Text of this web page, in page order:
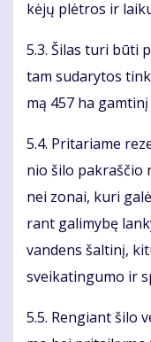
kė­jų plėt­ros ir
5.3. Ši­las tu­ri bū­ti
tam su­da­ry­tos
mą 457 ha
5.4. Pri­ta­ria­me
nio ši­lo pa­kraš­čio
nei zo­nai, ku­ri
rant ga­li­my­bę
van­dens šal­ti­nį,
svei­ka­tin­gu­mo ir
5.5. Ren­giant ši­lo